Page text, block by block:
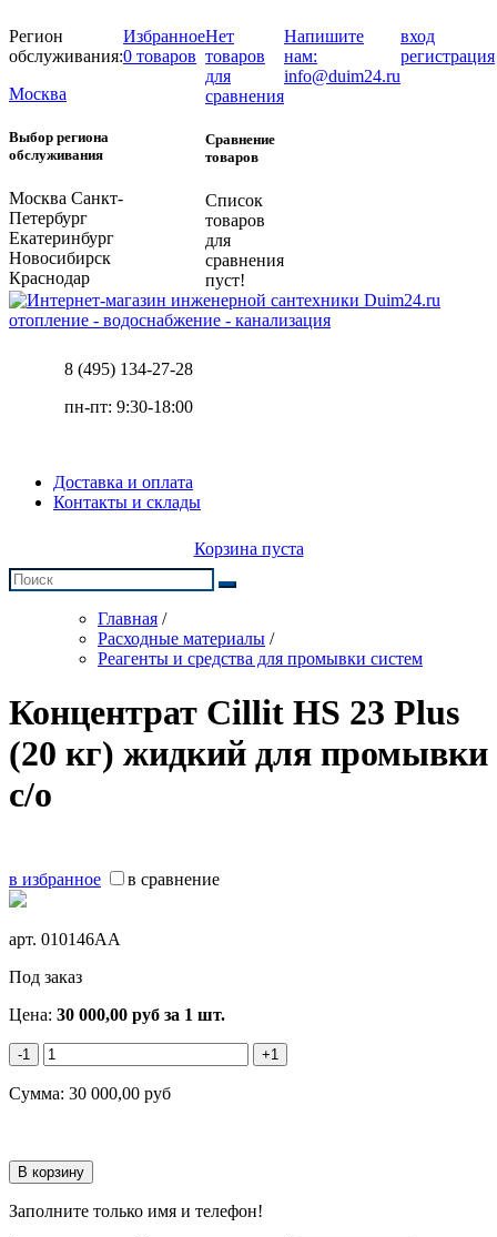
Регион
обслуживания:
Москва
Выбор региона
обслуживания
Москва Санкт-
Петербург
Екатеринбург
Новосибирск
Краснодар
Избранное
0 товаров
Нет
товаров
для
сравнения
Сравнение
товаров
Список
товаров
для
сравнения
пуст!
Напишите
нам:
info@duim24.ru
вход
регистрация
отопление - водоснабжение - канализация
8 (495) 134-27-28
пн-пт: 9:30-18:00
Доставка и оплата
Контакты и склады
Корзина пуста
Главная /
Расходные материалы /
Реагенты и средства для промывки систем
Концентрат Cillit HS 23 Plus
(20 кг) жидкий для промывки
с/о
в избранное в сравнение
арт. 010146АА
Под заказ
Цена: 30 000,00 руб за 1 шт.
-1 +1
Сумма: 30 000,00 руб
Заполните только имя и телефон!